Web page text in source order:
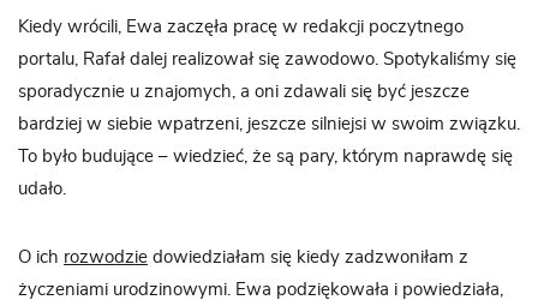
Kiedy wrócili, Ewa zaczęła pracę w redakcji poczytnego
portalu, Rafał dalej realizował się zawodowo. Spotykaliśmy się
sporadycznie u znajomych, a oni zdawali się być jeszcze
bardziej w siebie wpatrzeni, jeszcze silniejsi w swoim związku.
To było budujące – wiedzieć, że są pary, którym naprawdę się
udało.
O ich rozwodzie dowiedziałam się kiedy zadzwoniłam z
życzeniami urodzinowymi. Ewa podziękowała i powiedziała,